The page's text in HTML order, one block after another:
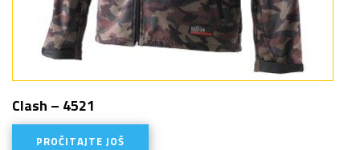
Clash – 4521
PROČITAJTE JOŠ